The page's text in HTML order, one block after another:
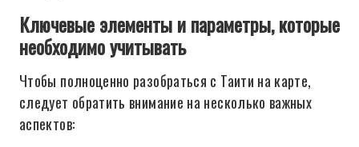
Ключевые элементы и параметры, которые
необходимо учитывать
Чтобы полноценно разобраться с Таити на карте,
следует обратить внимание на несколько важных
аспектов: